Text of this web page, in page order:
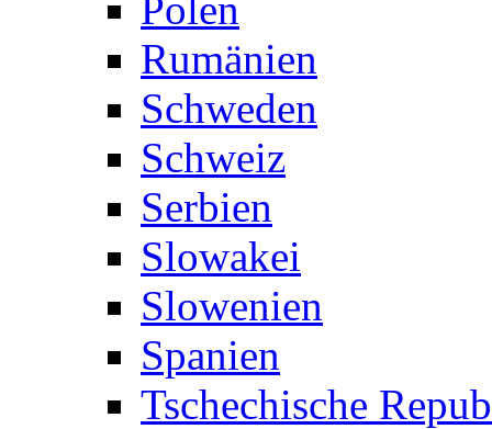
Rumänien
Schweden
Schweiz
Serbien
Slowakei
Slowenien
Spanien
Tschechische